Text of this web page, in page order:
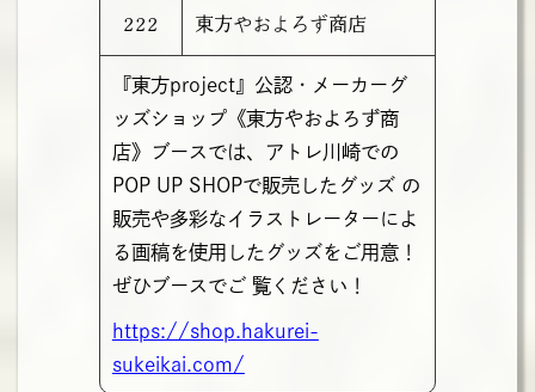
222 東方やおよろず商店
『東方project』公認・メーカーグ
ッズショップ《東方やおよろず商
店》ブースでは、アトレ川崎での
POP UP SHOPで販売したグッズ の
販売や多彩なイラストレーターによ
る画稿を使用したグッズをご用意！
ぜひブースでご 覧ください！
https://shop.hakurei-
sukeikai.com/